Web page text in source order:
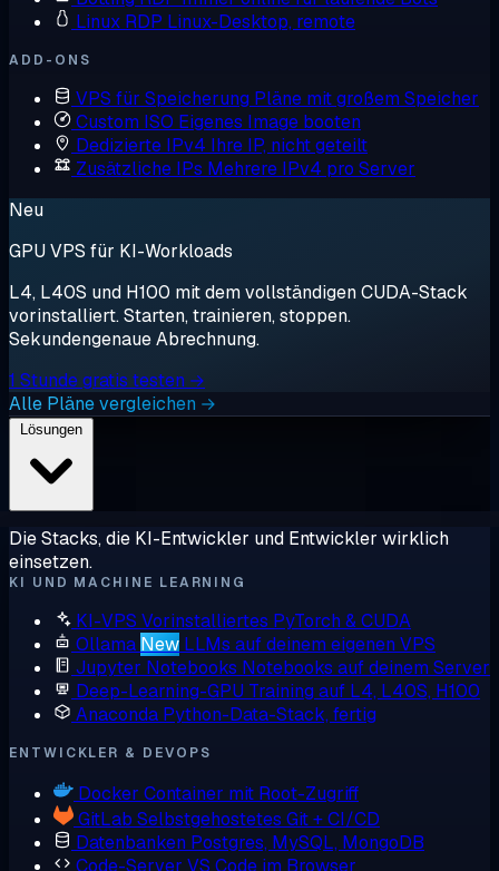
Linux RDP Linux-Desktop, remote
ADD-ONS
VPS für Speicherung Pläne mit großem Speicher
Custom ISO Eigenes Image booten
Dedizierte IPv4 Ihre IP, nicht geteilt
Zusätzliche IPs Mehrere IPv4 pro Server
Neu
GPU VPS für KI-Workloads
L4, L40S und H100 mit dem vollständigen CUDA-Stack
vorinstalliert. Starten, trainieren, stoppen.
Sekundengenaue Abrechnung.
1 Stunde gratis testen →
Alle Pläne vergleichen →
Die Stacks, die KI-Entwickler und Entwickler wirklich
einsetzen.
KI UND MACHINE LEARNING
KI-VPS Vorinstalliertes PyTorch & CUDA
Ollama New LLMs auf deinem eigenen VPS
Jupyter Notebooks Notebooks auf deinem Server
Deep-Learning-GPU Training auf L4, L40S, H100
Anaconda Python-Data-Stack, fertig
ENTWICKLER & DEVOPS
Docker Container mit Root-Zugriff
GitLab Selbstgehostetes Git + CI/CD
Datenbanken Postgres, MySQL, MongoDB
Code-Server VS Code im Browser